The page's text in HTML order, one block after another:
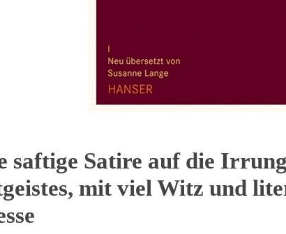
saftige Satire auf die
mit viel Witz und